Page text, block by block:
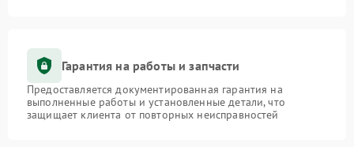
Гарантия на работы и запчасти
Предоставляется документированная гарантия на
выполненные работы и установленные детали, что
защищает клиента от повторных неисправностей